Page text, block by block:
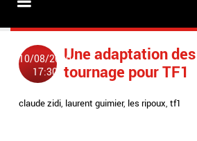
10/08/2010
17:30
Une adaptation
tournage pour TF1
claude zidi, laurent guimier, les ripoux,tf1